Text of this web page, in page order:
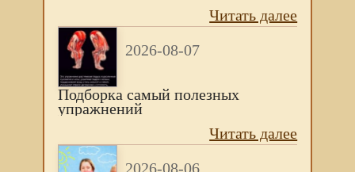
Читать далее
2026-08-07
Подборка самый полезных
упражнений
Читать далее
2026-08-06